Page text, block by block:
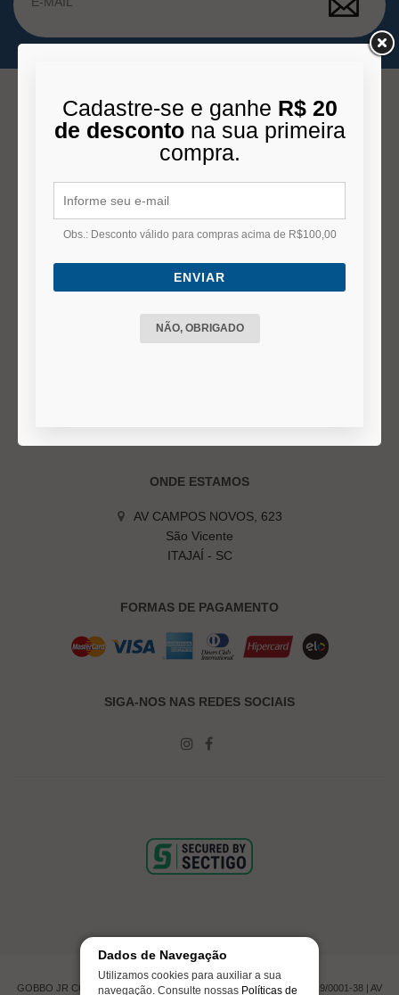
INSTITUCIONAL
Duvidas Frequentes
Termos e Políticas
DÚVIDAS FREQUENTES
Status do Pedido
Prazo de entrega
ONDE ESTAMOS
AV CAMPOS NOVOS, 623
São Vicente
ITAJAÍ - SC
FORMAS DE PAGAMENTO
SIGA-NOS NAS REDES SOCIAIS
GOBBO JR COMERCIO DE PNEUMATICOS LTDA | CNPJ 00.201.519/0001-38 | AV
Dados de Navegação
Utilizamos cookies para auxiliar a sua
navegação. Consulte nossas Políticas de
Cadastre-se e ganhe R$ 20
de descontona sua primeira
compra.
Obs.: Desconto válido para compras acima de R$100,00
ENVIAR
NÃO, OBRIGADO